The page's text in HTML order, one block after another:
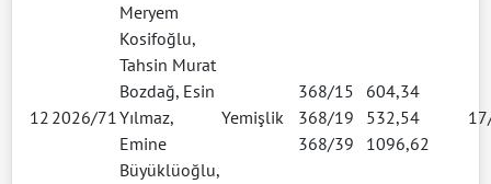
12 2026/71
Meryem
Kosifoğlu,
Tahsin Murat
Bozdağ, Esin
Yılmaz,
Emine
Büyüklüoğlu,
Yemişlik
368/15
368/19
368/39
604,34
532,54
1096,62